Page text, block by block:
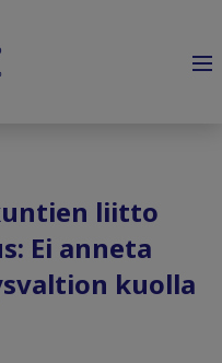
liitto
Ei anneta
kuolla